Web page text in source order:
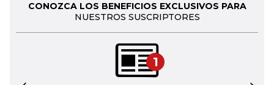
CONOZCA LOS BENEFICIOS EXCLUSIVOS PARA
NUESTROS SUSCRIPTORES
1